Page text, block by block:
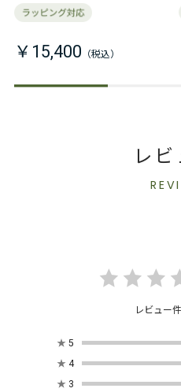
￥15,400
レ
レビュー
★ 5
★ 4
★ 3